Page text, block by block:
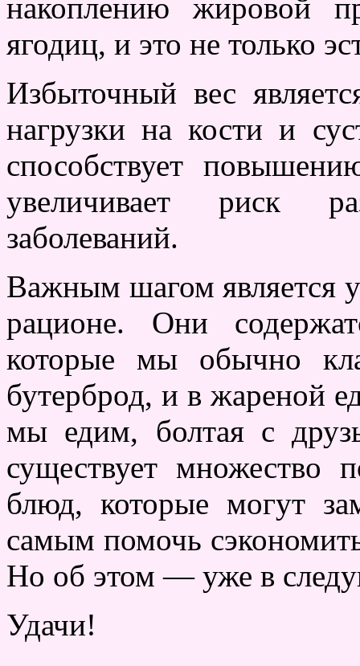
накоплению жировой
ягодиц, и это не только
Избыточный вес
нагрузки на кости и
способствует
увеличивает риск
заболеваний.
Важным шагом является
рационе. Они
которые мы обычно
бутерброд, и в жареной
мы едим, болтая с
существует множество
блюд, которые могут
самым помочь
Но об этом — уже в
Удачи!